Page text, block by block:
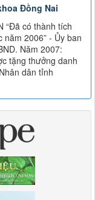
Đồng Nai
“Đã có thành tích
2006” - Ủy ban
Năm 2007:
tặng thưởng danh
dân tỉnh